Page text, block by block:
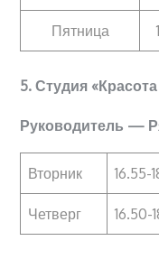
Пятница
5. Студия
Руководитель —
Вторник 16.55-
Четверг 16.50-